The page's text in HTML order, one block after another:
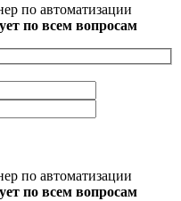
по автоматизации
по всем вопросам
по автоматизации
по всем вопросам